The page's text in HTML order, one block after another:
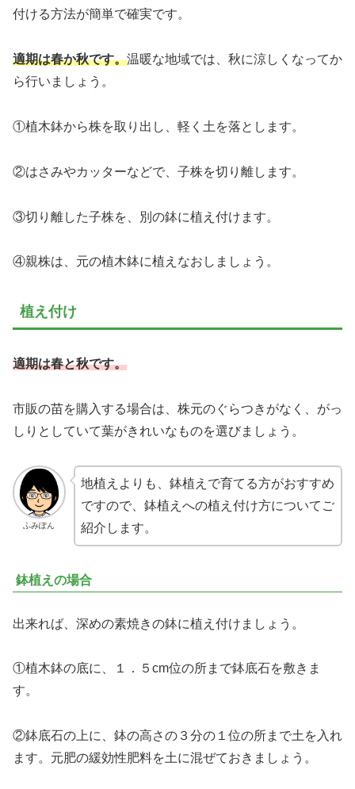
付ける方法が簡単で確実です。
適期は春か秋です。温暖な地域では、秋に涼しくなってか
ら行いましょう。
①植木鉢から株を取り出し、軽く土を落とします。
②はさみやカッターなどで、子株を切り離します。
③切り離した子株を、別の鉢に植え付けます。
④親株は、元の植木鉢に植えなおしましょう。
植え付け
適期は春と秋です。
市販の苗を購入する場合は、株元のぐらつきがなく、がっ
しりとしていて葉がきれいなものを選びましょう。
ふみぽん
地植えよりも、鉢植えで育てる方がおすすめ
ですので、鉢植えへの植え付け方についてご
紹介します。
鉢植えの場合
出来れば、深めの素焼きの鉢に植え付けましょう。
①植木鉢の底に、１．５cm位の所まで鉢底石を敷きま
す。
②鉢底石の上に、鉢の高さの３分の１位の所まで土を入れ
ます。元肥の緩効性肥料を土に混ぜておきましょう。